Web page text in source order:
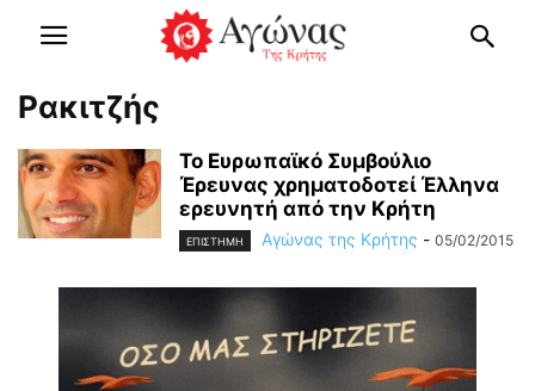
Ρακιτζής
Το Ευρωπαϊκό Συμβούλιο
Έρευνας χρηματοδοτεί Έλληνα
ερευνητή από την Κρήτη
ΕΠΙΣΤΗΜΗ Αγώνας της Κρήτης - 05/02/2015